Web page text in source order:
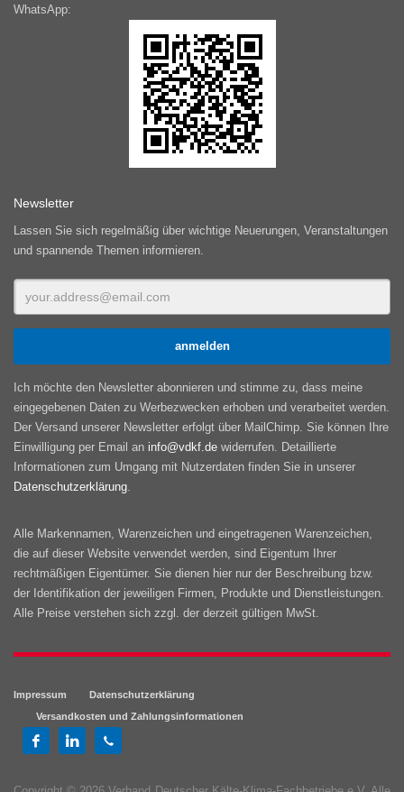
WhatsApp:
Newsletter
Lassen Sie sich regelmäßig über wichtige Neuerungen, Veranstaltungen
und spannende Themen informieren.
Ich möchte den Newsletter abonnieren und stimme zu, dass meine
eingegebenen Daten zu Werbezwecken erhoben und verarbeitet werden.
Der Versand unserer Newsletter erfolgt über MailChimp. Sie können Ihre
Einwilligung per Email an info@vdkf.de widerrufen. Detaillierte
Informationen zum Umgang mit Nutzerdaten finden Sie in unserer
Datenschutzerklärung
Alle Markennamen, Warenzeichen und eingetragenen Warenzeichen,
die auf dieser Website verwendet werden, sind Eigentum Ihrer
rechtmäßigen Eigentümer. Sie dienen hier nur der Beschreibung bzw.
der Identifikation der jeweiligen Firmen, Produkte und Dienstleistungen.
Alle Preise verstehen sich zzgl. der derzeit gültigen MwSt.
Impressum
Datenschutzerklärung
Versandkosten und Zahlungsinformationen